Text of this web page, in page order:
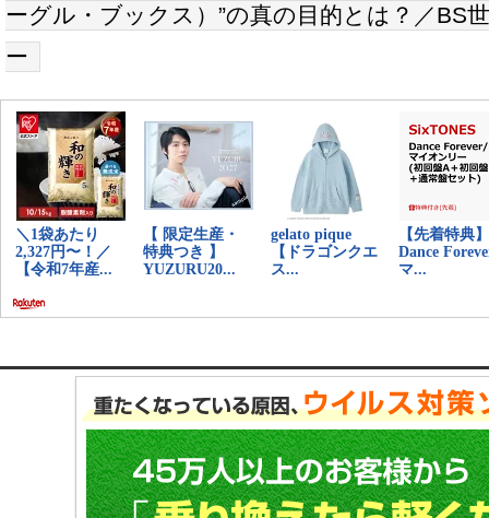
ーグル・ブックス）”の真の目的とは？／BS
ー